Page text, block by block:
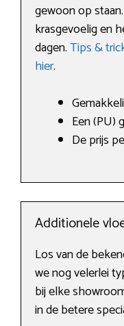
gewoon op
krasgevoelig en
dagen.Tips &
hier.
Een (PU)
De prijs
Additionele
Los van de
we nog velerlei
bij elke
in de betere